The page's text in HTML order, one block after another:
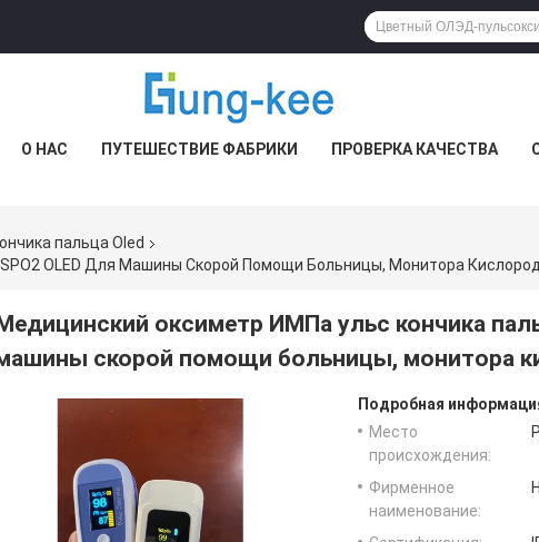
О НАС ПУТЕШЕСТВИЕ ФАБРИКИ ПРОВЕРКА КАЧЕСТВА
пальца Oled
OLED Для Машины Скорой Помощи Больницы, Монитора
оксиметр ИМПа ульс кончика
скорой помощи больницы, монитора
Подробная
Место
происхождения:
Фирменное
наименование: